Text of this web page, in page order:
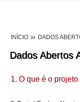
Lei de Acesso à
Dados
INÍCIO DADOS
Dados Abertos
1. O que é o